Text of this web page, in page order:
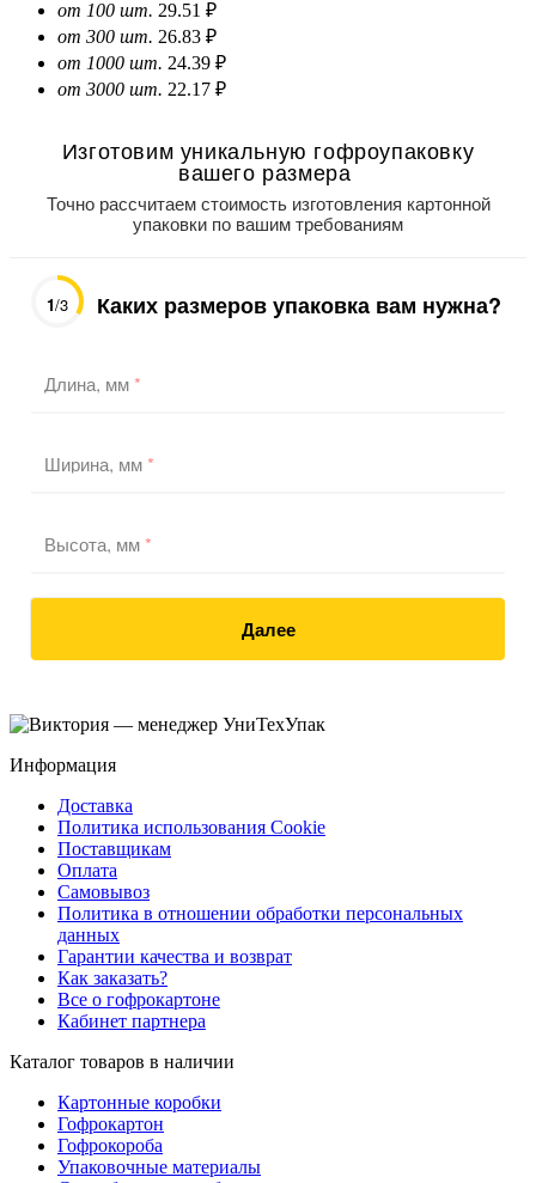
от 100 шт. 29.51 ₽
от 300 шт. 26.83 ₽
от 1000 шт. 24.39 ₽
от 3000 шт. 22.17 ₽
Изготовим уникальную гофроупаковку
вашего размера
Точно рассчитаем стоимость изготовления картонной
упаковки по вашим требованиям
1/3 Каких размеров упаковка вам нужна?
Длина, мм*
Ширина, мм*
Высота, мм*
Далее
Информация
Доставка
Политика использования Cookie
Поставщикам
Оплата
Самовывоз
Политика в отношении обработки персональных
данных
Гарантии качества и возврат
Как заказать?
Все о гофрокартоне
Кабинет партнера
Каталог товаров в наличии
Картонные коробки
Гофрокартон
Гофрокороба
Упаковочные материалы